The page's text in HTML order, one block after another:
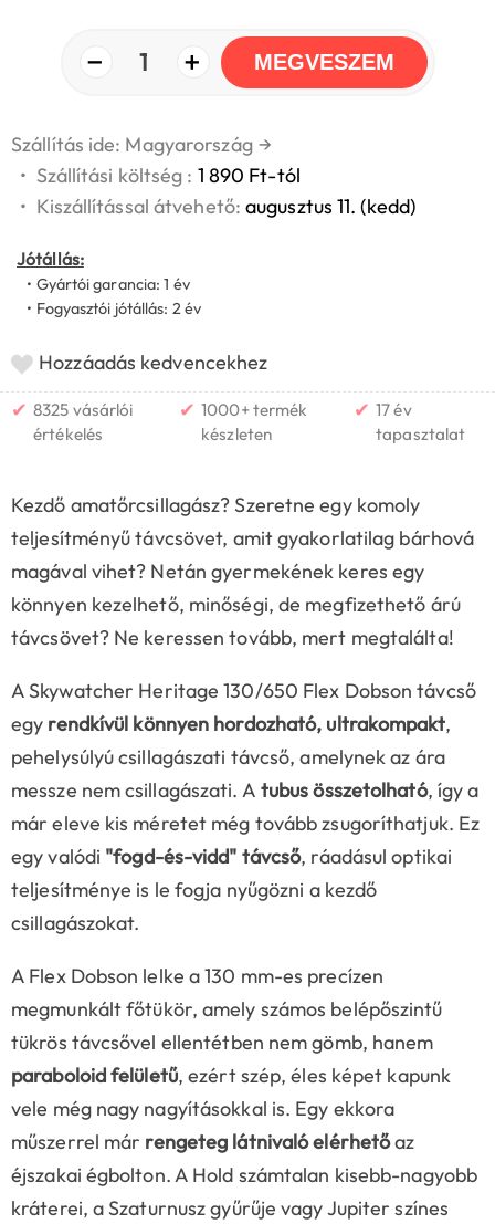
− 1 + MEGVESZEM
Szállítás ide: Magyarország →
• Szállítási költség : 1 890 Ft-tól
• Kiszállítással átvehető:augusztus 11. (kedd)
Jótállás:
• Gyártói garancia: 1 év
• Fogyasztói jótállás: 2 év
Hozzáadás kedvencekhez
✔ 8325 vásárlói
értékelés
✔ 1000+ termék
készleten
✔ 17 év
tapasztalat
Kezdő amatőrcsillagász? Szeretne egy komoly
teljesítményű távcsövet, amit gyakorlatilag bárhová
magával vihet? Netán gyermekének keres egy
könnyen kezelhető, minőségi, de megfizethető árú
távcsövet? Ne keressen tovább, mert megtalálta!
A Skywatcher Heritage 130/650 Flex Dobson távcső
egy rendkívül könnyen hordozható, ultrakompakt,
pehelysúlyú csillagászati távcső, amelynek az ára
messze nem csillagászati. A tubus összetolható, így a
már eleve kis méretet még tovább zsugoríthatjuk. Ez
egy valódi "fogd-és-vidd" távcső, ráadásul optikai
teljesítménye is le fogja nyűgözni a kezdő
csillagászokat.
A Flex Dobson lelke a 130 mm-es precízen
megmunkált főtükör, amely számos belépőszintű
tükrös távcsővel ellentétben nem gömb, hanem
paraboloid felületű, ezért szép, éles képet kapunk
vele még nagy nagyításokkal is. Egy ekkora
műszerrel már rengeteg látnivaló elérhetőaz
éjszakai égbolton. A Hold számtalan kisebb-nagyobb
kráterei, a Szaturnusz gyűrűje vagy Jupiter színes